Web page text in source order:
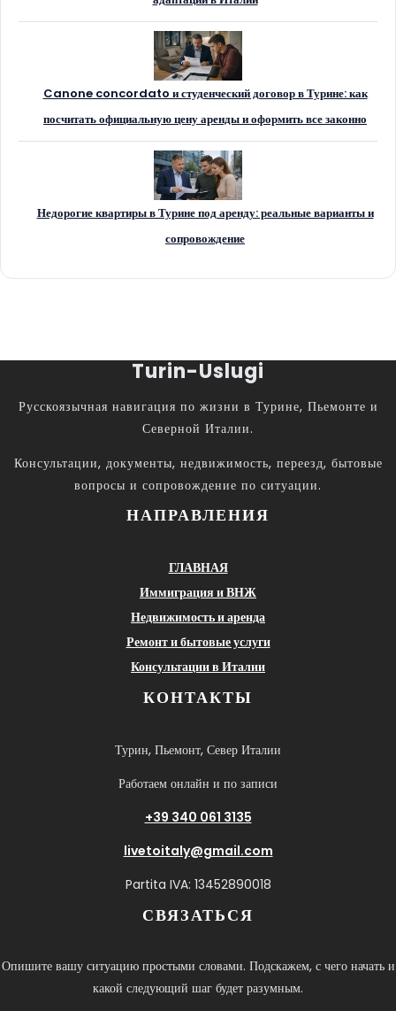
Canone concordato и студенческий договор в Турине: как
посчитать официальную цену аренды и оформить все законно
Недорогие квартиры в Турине под аренду: реальные варианты и
сопровождение
Turin-Uslugi
Русскоязычная навигация по жизни в Турине, Пьемонте и
Северной Италии.
Консультации, документы, недвижимость, переезд, бытовые
вопросы и сопровождение по ситуации.
НАПРАВЛЕНИЯ
ГЛАВНАЯ
Иммиграция и ВНЖ
Недвижимость и аренда
Ремонт и бытовые услуги
Консультации в Италии
КОНТАКТЫ
Турин, Пьемонт, Север Италии
Работаем онлайн и по записи
+39 340 061 3135
livetoitaly@gmail.com
Partita IVA: 13452890018
СВЯЗАТЬСЯ
Опишите вашу ситуацию простыми словами. Подскажем, с чего начать и
какой следующий шаг будет разумным.